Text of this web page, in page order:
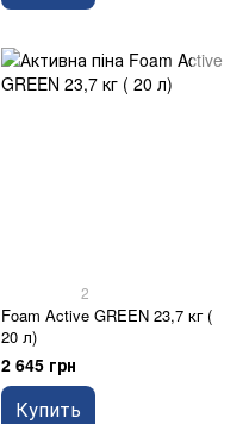
2
Foam Active GREEN 23,7 кг (
20 л)
2 645 грн
Купить